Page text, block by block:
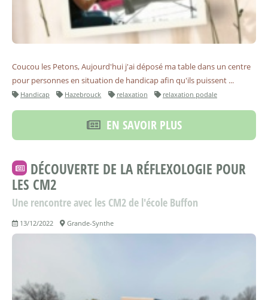
Coucou les Petons, Aujourd'hui j'ai déposé ma table dans un centre
pour personnes en situation de handicap afin qu'ils puissent ...
Handicap Hazebrouck relaxation relaxation podale
EN SAVOIR PLUS
DÉCOUVERTE DE LA RÉFLEXOLOGIE POUR
LES CM2
Une rencontre avec les CM2 de l'école Buffon
13/12/2022 Grande-Synthe